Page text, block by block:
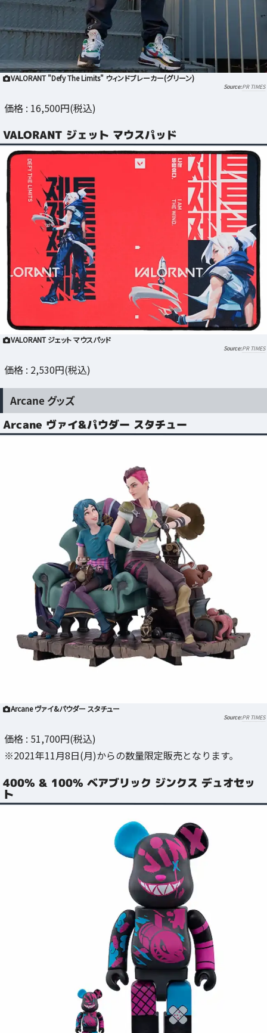
VALORANT "Defy The Limits" ウィンドブレーカー(グリーン)
PR TIMES
価格 : 16,500円(税込)
VALORANT ジェット マウスパッド
VALORANT ジェット マウスパッド
PR TIMES
価格 : 2,530円(税込)
Arcane グッズ
Arcane ヴァイ&パウダー スタチュー
Arcane ヴァイ&パウダー スタチュー
PR TIMES
価格 : 51,700円(税込)
※2021年11月8日(月)からの数量限定販売となります。
400% & 100% ベアブリック ジンクス デュオセッ
ト